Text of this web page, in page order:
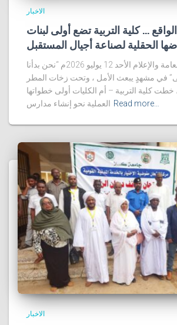
الاخبار
… كلية التربية تضع أولى لبنات
الحقلية لصناعة أجيال المستقبل
إدارة العلاقات العامة والإعلام الأحد 12 يوليو 2026م “نحن بدأنا
في مشهدٍ يبعث الأمل ، وتحت زخات المطر
كلية التربية – أم الكليات أولى خطواتها
العملية نحو إنشاء مدارس Read more…
الاخبار